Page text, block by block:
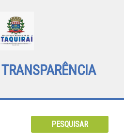
TRANSPARÊNCIA
PESQUISAR